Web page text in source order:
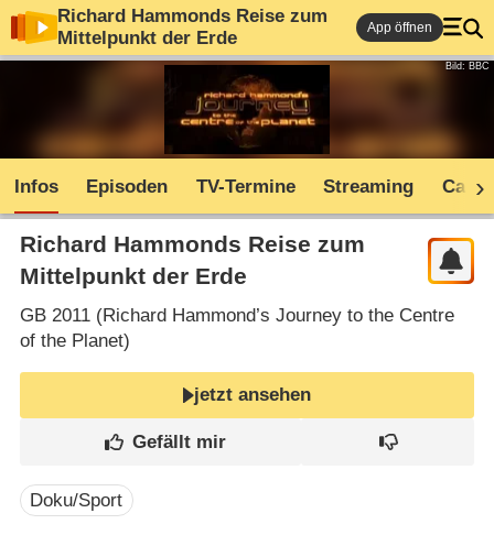
Richard Hammonds Reise zum
Mittelpunkt der Erde
App öffnen
Bild: BBC
Infos Episoden TV-Termine Streaming Cast
Richard Hammonds Reise zum
Mittelpunkt der Erde
GB2011 (Richard Hammond’s Journey to the Centre
of the Planet)
jetzt ansehen
Doku/Sport